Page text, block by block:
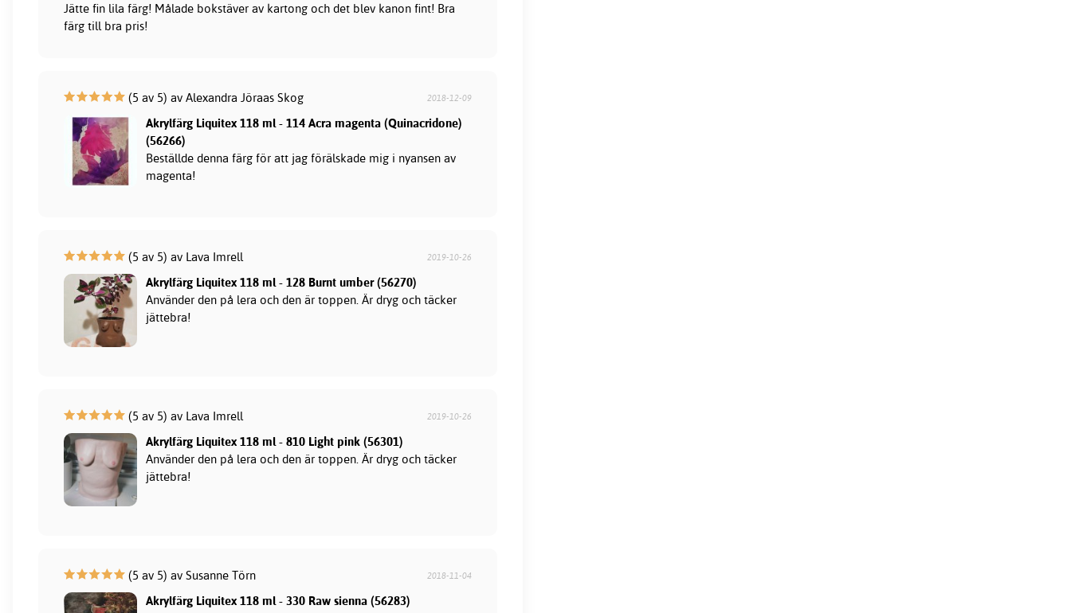
Jätte fin lila färg! Målade bokstäver av kartong och det blev kanon fint! Bra
färg till bra pris!
(5 av 5) av Alexandra Jöraas Skog 2018-12-09
Akrylfärg Liquitex 118 ml - 114 Acra magenta (Quinacridone)
(56266)
Beställde denna färg för att jag förälskade mig i nyansen av
magenta!
(5 av 5) av Lava Imrell 2019-10-26
Akrylfärg Liquitex 118 ml - 128 Burnt umber (56270)
Använder den på lera och den är toppen. Är dryg och täcker
jättebra!
(5 av 5) av Lava Imrell 2019-10-26
Akrylfärg Liquitex 118 ml - 810 Light pink (56301)
Använder den på lera och den är toppen. Är dryg och täcker
jättebra!
(5 av 5) av Susanne Törn 2018-11-04
Akrylfärg Liquitex 118 ml - 330 Raw sienna (56283)